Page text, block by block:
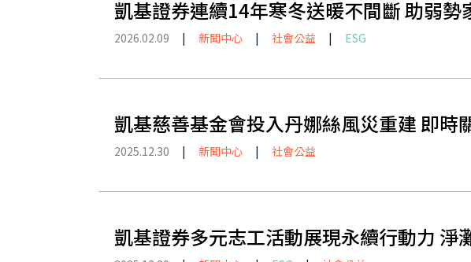
凱基證券連續14年寒冬送暖不間斷 助弱勢
2026.02.09 | 新聞中心 | 社會公益 | ESG
凱基慈善基金會投入丹娜絲風災重建 即時
2025.12.30 | 新聞中心 | 社會公益
凱基證券多元志工活動展現永續行動力 淨